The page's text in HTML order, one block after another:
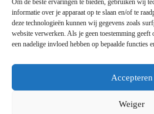
Om de beste ervaringen te bieden, gebruiken wij
informatie over je apparaat op te slaan en/of te
deze technologieën kunnen wij gegevens zoals
website verwerken. Als je geen toestemming
een nadelige invloed hebben op bepaalde functies
Accepteren
Weiger
Email *
Meld me aan